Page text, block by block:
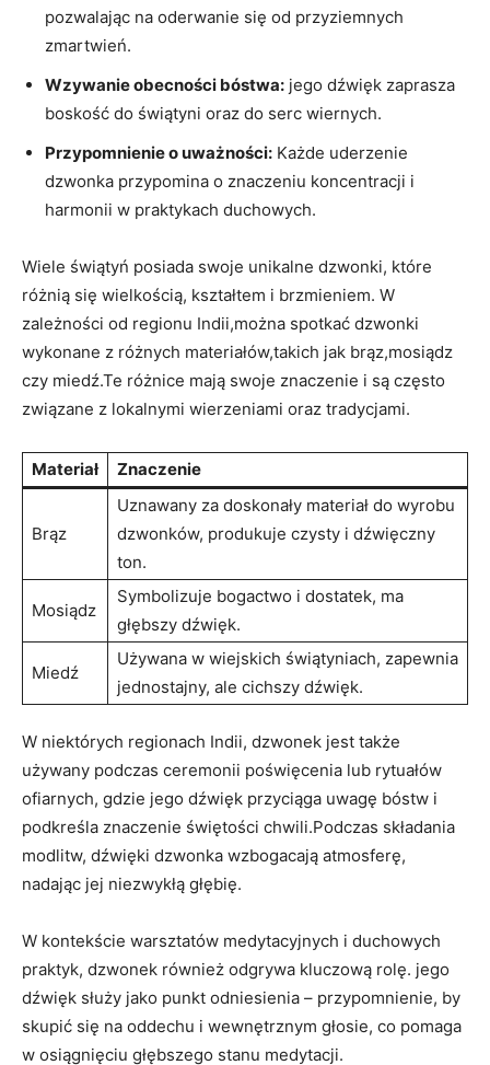
pozwalając na ⁢oderwanie się od przyziemnych
zmartwień.
Wzywanie obecności bóstwa: jego dźwięk zaprasza
boskość ​do świątyni oraz do ‍serc wiernych.
Przypomnienie o uważności: Każde uderzenie
dzwonka przypomina o znaczeniu koncentracji i
harmonii w praktykach duchowych.
Wiele świątyń posiada swoje unikalne dzwonki, które
różnią ⁢się wielkością, kształtem i⁣ brzmieniem. W
zależności od regionu Indii,można‌ spotkać dzwonki ​
wykonane⁢ z różnych materiałów,takich jak brąz,mosiądz
czy miedź.Te różnice mają swoje znaczenie i są‌ często
związane z lokalnymi wierzeniami oraz tradycjami.
Materiał Znaczenie
Brąz
Uznawany za doskonały materiał do ⁤wyrobu
dzwonków, produkuje czysty i dźwięczny
ton.
Mosiądz
Symbolizuje bogactwo i dostatek, ma
głębszy dźwięk.
Miedź
Używana w wiejskich świątyniach, zapewnia
jednostajny, ale cichszy dźwięk.
W ⁢niektórych regionach Indii, dzwonek jest także
używany podczas ceremonii poświęcenia lub rytuałów
ofiarnych, gdzie jego dźwięk przyciąga uwagę bóstw i
podkreśla znaczenie świętości chwili.Podczas składania
modlitw, dźwięki‌ dzwonka wzbogacają atmosferę,
nadając jej niezwykłą głębię.
W kontekście warsztatów medytacyjnych i duchowych
praktyk, ⁢dzwonek również odgrywa kluczową rolę. jego
dźwięk⁢ służy jako punkt odniesienia – przypomnienie, by
skupić się na oddechu i wewnętrznym głosie, co pomaga
w osiągnięciu głębszego stanu medytacji.